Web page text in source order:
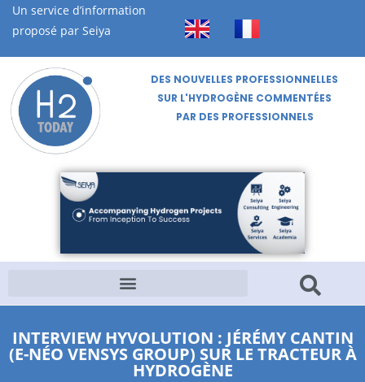
Un service d’information
proposé par Seiya
DES NOUVELLES PROFESSIONNELLES
SUR L'HYDROGÈNE COMMENTÉES
PAR DES PROFESSIONNELS
INTERVIEW HYVOLUTION : JÉRÉMY CANTIN
(E-NÉO VENSYS GROUP) SUR LE TRACTEUR À
HYDROGÈNE